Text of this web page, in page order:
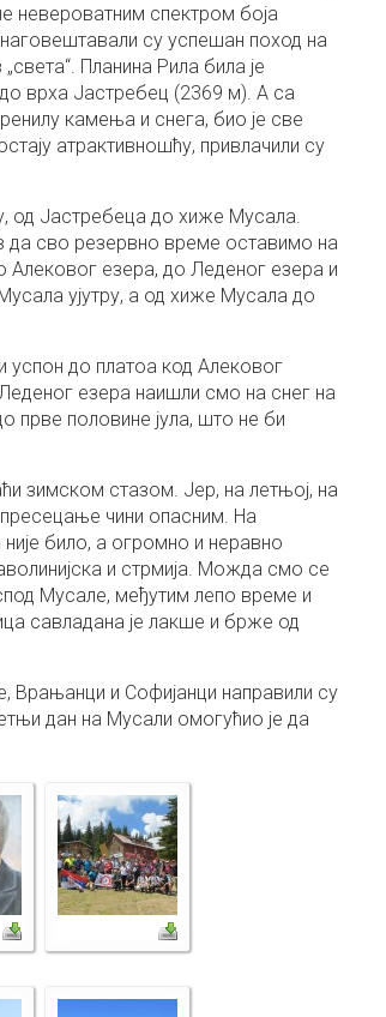
невероватним спектром боја
су успешан поход на
Планина Рила била је
врха Јастребец (2369 м). А са
камења и снега, био је све
атрактивношћу, привлачили су
од Јастребеца до хиже Мусала.
да сво резервно време оставимо на
езера, до Леденог езера и
ујутру, а од хиже Мусала до
успон до платоа код Алековог
езера наишли смо на снег на
прве половине јула, што не би
зимском стазом. Јер, на летњој, на
чини опасним. На
било, а огромно и неравно
и стрмија. Можда смо се
Мусале, међутим лепо време и
савладана је лакше и брже од
Врањанци и Софијанци направили су
дан на Мусали омогућио је да